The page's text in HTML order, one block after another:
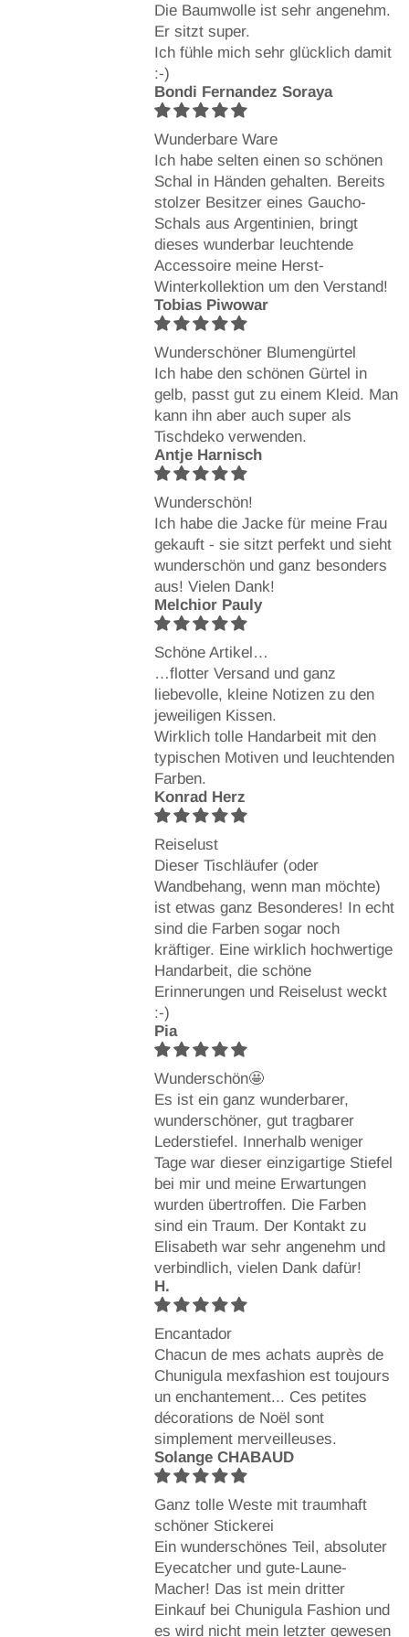
Die Baumwolle ist sehr angenehm.
Er sitzt super.
Ich fühle mich sehr glücklich damit
:-)
Bondi Fernandez Soraya
Wunderbare Ware
Ich habe selten einen so schönen
Schal in Händen gehalten. Bereits
stolzer Besitzer eines Gaucho-
Schals aus Argentinien, bringt
dieses wunderbar leuchtende
Accessoire meine Herst-
Winterkollektion um den Verstand!
Tobias Piwowar
Wunderschöner Blumengürtel
Ich habe den schönen Gürtel in
gelb, passt gut zu einem Kleid. Man
kann ihn aber auch super als
Tischdeko verwenden.
Antje Harnisch
Wunderschön!
Ich habe die Jacke für meine Frau
gekauft - sie sitzt perfekt und sieht
wunderschön und ganz besonders
aus! Vielen Dank!
Melchior Pauly
Schöne Artikel…
…flotter Versand und ganz
liebevolle, kleine Notizen zu den
jeweiligen Kissen.
Wirklich tolle Handarbeit mit den
typischen Motiven und leuchtenden
Farben.
Konrad Herz
Reiselust
Dieser Tischläufer (oder
Wandbehang, wenn man möchte)
ist etwas ganz Besonderes! In echt
sind die Farben sogar noch
kräftiger. Eine wirklich hochwertige
Handarbeit, die schöne
Erinnerungen und Reiselust weckt
:-)
Pia
Wunderschön🤩
Es ist ein ganz wunderbarer,
wunderschöner, gut tragbarer
Lederstiefel. Innerhalb weniger
Tage war dieser einzigartige Stiefel
bei mir und meine Erwartungen
wurden übertroffen. Die Farben
sind ein Traum. Der Kontakt zu
Elisabeth war sehr angenehm und
verbindlich, vielen Dank dafür!
H.
Encantador
Chacun de mes achats auprès de
Chunigula mexfashion est toujours
un enchantement... Ces petites
décorations de Noël sont
simplement merveilleuses.
Solange CHABAUD
Ganz tolle Weste mit traumhaft
schöner Stickerei
Ein wunderschönes Teil, absoluter
Eyecatcher und gute-Laune-
Macher! Das ist mein dritter
Einkauf bei Chunigula Fashion und
es wird nicht mein letzter gewesen